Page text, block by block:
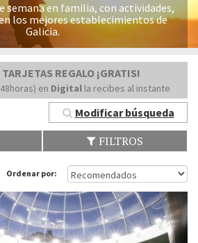
semana en familia, con actividades,
los mejores establecimientos de
Galicia.
REGALO ¡GRATIS!
en Digitalla recibes al instante
Modificar búsqueda
FILTROS
Ordenar por: